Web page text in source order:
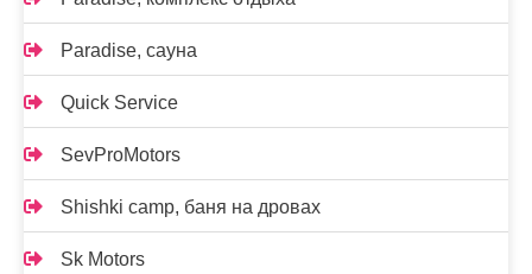
Paradise, сауна
Quick Service
SevProMotors
Shishki camp, баня на дровах
Sk Motors